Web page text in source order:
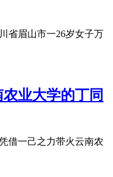
省眉山市一26岁女子万
业大学的丁同
借一己之力带火云南农